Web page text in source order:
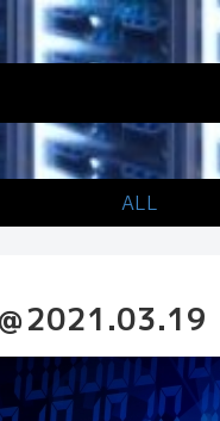
ALL
2021.03.19